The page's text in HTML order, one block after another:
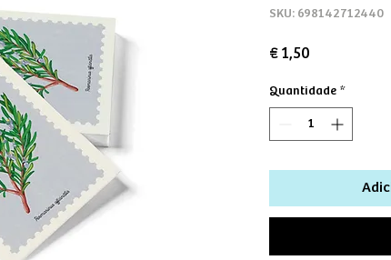
SKU: 698142712440
€ 1,50
Quantidade *